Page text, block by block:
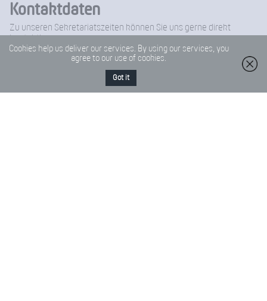
Kontaktdaten
Zu unseren Sekretariatszeiten können Sie uns gerne direkt
kontaktieren.
Sekretariatszeiten
Montag – Donnerstag
14:00 – 15:30 Uhr
Cookies help us deliver our services. By using our services, you
agree to our use of cookies.
Got it